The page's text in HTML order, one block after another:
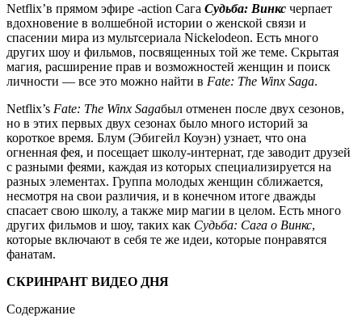
Netflix’в прямом эфире -action Сага Судьба: Винкс черпает
вдохновение в волшебной истории о женской связи и
спасении мира из мультсериала Nickelodeon. Есть много
других шоу и фильмов, посвященных той же теме. Скрытая
магия, расширение прав и возможностей женщин и поиск
личности — все это можно найти в Fate: The Winx Saga.
Netflix’s Fate: The Winx Sagaбыл отменен после двух сезонов,
но в этих первых двух сезонах было много историй за
короткое время. Блум (Эбигейл Коуэн) узнает, что она
огненная фея, и посещает школу-интернат, где заводит друзей
с разными феями, каждая из которых специализируется на
разных элементах. Группа молодых женщин сближается,
несмотря на свои различия, и в конечном итоге дважды
спасает свою школу, а также мир магии в целом. Есть много
других фильмов и шоу, таких как Судьба: Сага о Винкс,
которые включают в себя те же идеи, которые понравятся
фанатам.
СКРИНРАНТ ВИДЕО ДНЯ
Содержание